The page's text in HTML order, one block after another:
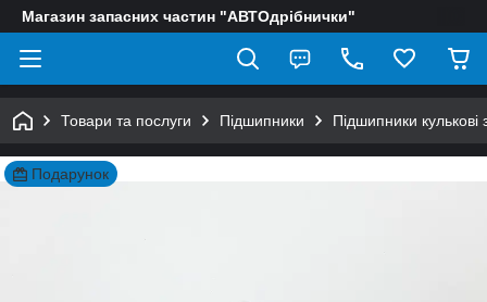
Магазин запасних частин "АВТОдрібнички"
Товари та послуги Підшипники Підшипники кулькові
Подарунок